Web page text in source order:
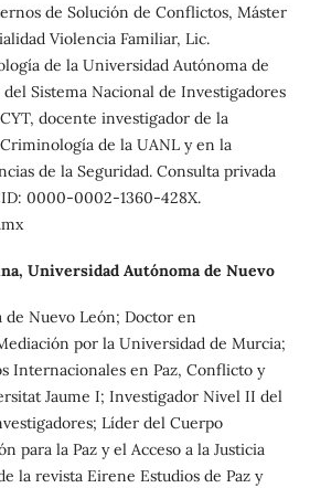
de Solución de Conflictos, Máster
Violencia Familiar, Lic.
de la Universidad Autónoma de
Sistema Nacional de Investigadores
docente investigador de la
de la UANL y en la
de la Seguridad. Consulta privada
0000-0002-1360-428X.
Universidad Autónoma de Nuevo
Nuevo León; Doctor en
por la Universidad de Murcia;
Internacionales en Paz, Conflicto y
Jaume I; Investigador Nivel II del
Líder del Cuerpo
para la Paz y el Acceso a la Justicia
la revista Eirene Estudios de Paz y